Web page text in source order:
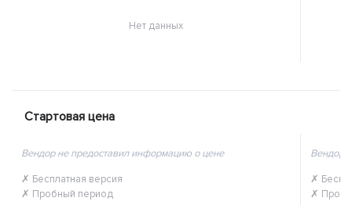
Нет данных
Стартовая цена
Вендор не предоставил информацию о цене
✗ Бесплатная версия
✗ Пробный период
Вендор
✗
✗